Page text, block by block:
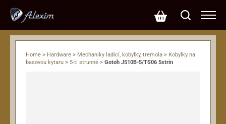
Home > Hardware > Mechaniky ladicí, kobylky, tremola > Kobylky na
basovou kytaru > 5-ti strunné > Gotoh J510B-5/TS06 5strin